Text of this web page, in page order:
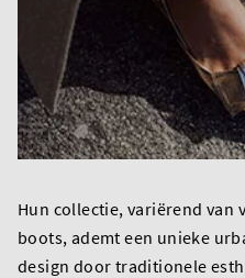
Hun collectie, variërend
boots, ademt een unieke
design door traditionele